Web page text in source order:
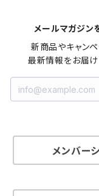
メールマガジン
新商品やキャン
最新情報をお届け
メンバー